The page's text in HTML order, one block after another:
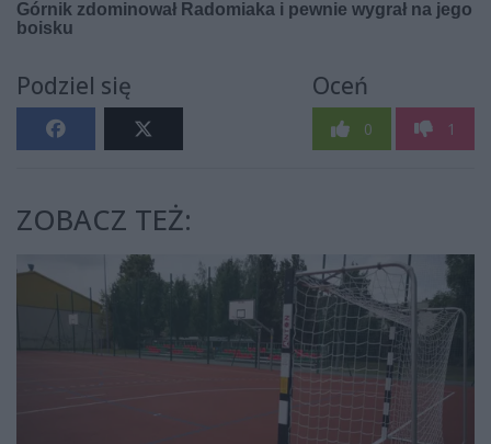
Podziel się Oceń
0 1
ZOBACZ TEŻ: